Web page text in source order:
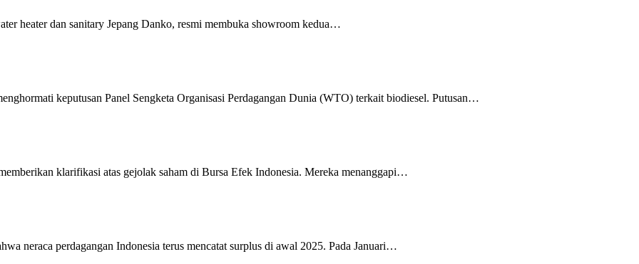
heater dan sanitary Jepang Danko, resmi membuka showroom kedua…
keputusan Panel Sengketa Organisasi Perdagangan Dunia (WTO) terkait biodiesel. Putusan…
klarifikasi atas gejolak saham di Bursa Efek Indonesia. Mereka menanggapi…
neraca perdagangan Indonesia terus mencatat surplus di awal 2025. Pada Januari…